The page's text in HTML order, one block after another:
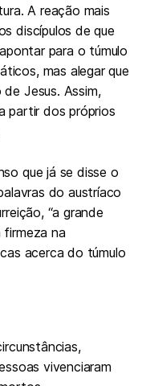
A reação mais
discípulos de que
para o túmulo
mas alegar que
Jesus. Assim,
partir dos próprios
que já se disse o
do austríaco
“a grande
na
acerca do túmulo
vivenciaram